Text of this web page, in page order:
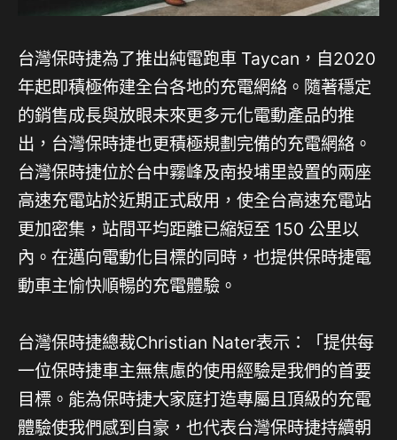
台灣保時捷為了推出純電跑車 Taycan，自2020
年起即積極佈建全台各地的充電網絡。隨著穩定
的銷售成長與放眼未來更多元化電動產品的推
出，台灣保時捷也更積極規劃完備的充電網絡。
台灣保時捷位於台中霧峰及南投埔里設置的兩座
高速充電站於近期正式啟用，使全台高速充電站
更加密集，站間平均距離已縮短至 150 公里以
內。在邁向電動化目標的同時，也提供保時捷電
動車主愉快順暢的充電體驗。
台灣保時捷總裁Christian Nater表示：「提供每
一位保時捷車主無焦慮的使用經驗是我們的首要
目標。能為保時捷大家庭打造專屬且頂級的充電
體驗使我們感到自豪，也代表台灣保時捷持續朝